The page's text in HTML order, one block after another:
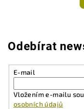
Odebírat
E-mail
Vložením e-mailu
osobních údajů